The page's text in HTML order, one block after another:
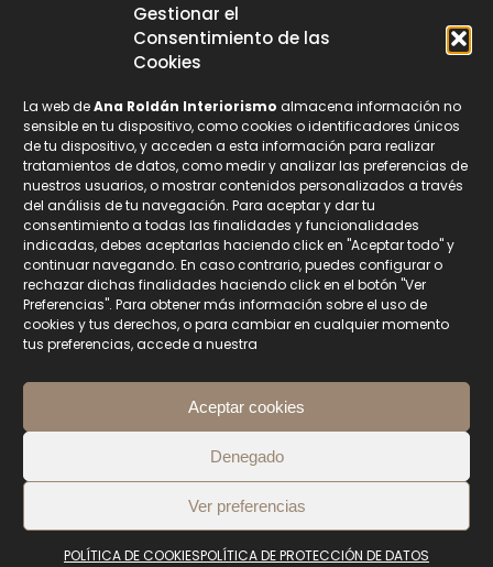
Gestionar el
Consentimiento de las
Cookies
La web deAna Roldán Interiorismo almacena información no
sensible en tu dispositivo, como cookies o identificadores únicos
de tu dispositivo, y acceden a esta información para realizar
tratamientos de datos, como medir y analizar las preferencias de
nuestros usuarios, o mostrar contenidos personalizados a través
del análisis de tu navegación. Para aceptar y dar tu
consentimiento a todas las finalidades y funcionalidades
indicadas, debes aceptarlas haciendo click en "Aceptar todo" y
continuar navegando. En caso contrario, puedes configurar o
rechazar dichas finalidades haciendo click en el botón "Ver
Preferencias". Para obtener más información sobre el uso de
cookies y tus derechos, o para cambiar en cualquier momento
tus preferencias, accede a nuestra
Aceptar cookies
Denegado
Ver preferencias
POLÍTICA DE COOKIESPOLÍTICA DE PROTECCIÓN DE DATOS
Suscríbete a nuestra Newsletter
Nombre
Email
Privacidad
Acepto laPolítica de Protección de Datos.
Sus datos están seguros con nosotros.
No soy un robot
Suscribirse